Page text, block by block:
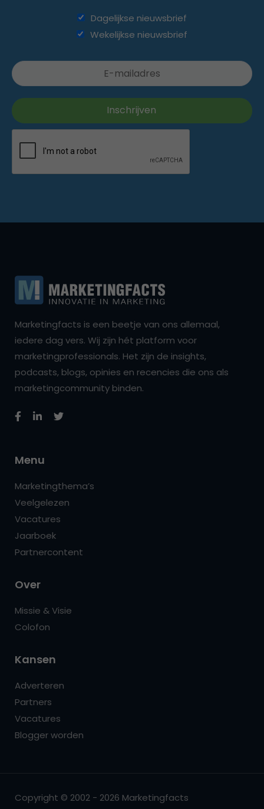
Dagelijkse nieuwsbrief
Wekelijkse nieuwsbrief
Marketingfacts is een beetje van ons allemaal,
iedere dag vers. Wij zijn hét platform voor
marketingprofessionals. Het zijn de insights,
podcasts, blogs, opinies en recencies die ons als
marketingcommunity binden.
Menu
Marketingthema’s
Veelgelezen
Vacatures
Jaarboek
Partnercontent
Over
Missie & Visie
Colofon
Kansen
Adverteren
Partners
Vacatures
Blogger worden
Copyright © 2002 - 2026 Marketingfacts